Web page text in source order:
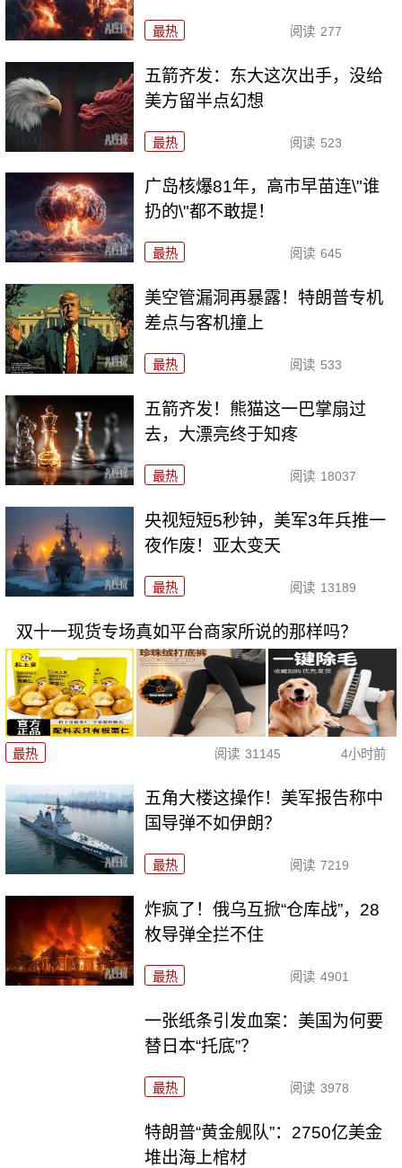
最热 阅读 277
五箭齐发：东大这次出手，没给
美方留半点幻想
最热 阅读 523
广岛核爆81年，高市早苗连\"谁
扔的\"都不敢提！
最热 阅读 645
美空管漏洞再暴露！特朗普专机
差点与客机撞上
最热 阅读 533
五箭齐发！熊猫这一巴掌扇过
去，大漂亮终于知疼
最热 阅读 18037
央视短短5秒钟，美军3年兵推一
夜作废！亚太变天
最热 阅读 13189
双十一现货专场真如平台商家所说的那样吗？
最热 阅读 31145 4小时前
五角大楼这操作！美军报告称中
国导弹不如伊朗？
最热 阅读 7219
炸疯了！俄乌互掀“仓库战”，28
枚导弹全拦不住
最热 阅读 4901
一张纸条引发血案：美国为何要
替日本“托底”？
最热 阅读 3978
特朗普“黄金舰队”：2750亿美金
堆出海上棺材